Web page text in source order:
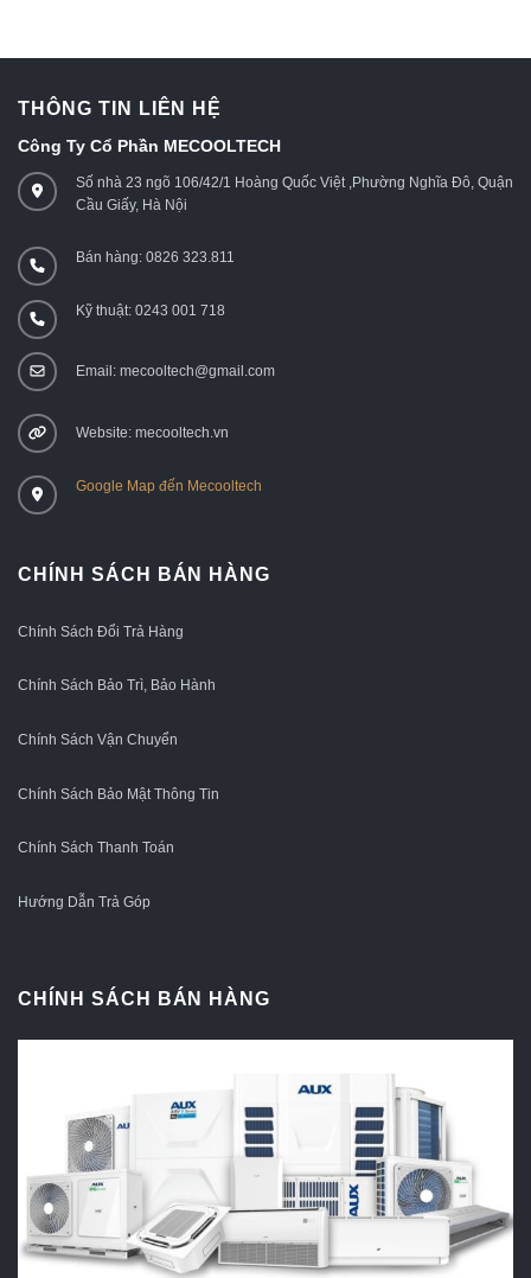
THÔNG TIN LIÊN HỆ
Công Ty Cổ Phần MECOOLTECH
Số nhà 23 ngõ 106/42/1 Hoàng Quốc Việt ,Phường Nghĩa Đô, Quận
Cầu Giấy, Hà Nội
Bán hàng: 0826 323.811
Kỹ thuật: 0243 001 718
Email: mecooltech@gmail.com
Website: mecooltech.vn
Google Map đến Mecooltech
CHÍNH SÁCH BÁN HÀNG
Chính Sách Đổi Trả Hàng
Chính Sách Bảo Trì, Bảo Hành
Chính Sách Vận Chuyển
Chính Sách Bảo Mật Thông Tin
Chính Sách Thanh Toán
Hướng Dẫn Trả Góp
CHÍNH SÁCH BÁN HÀNG